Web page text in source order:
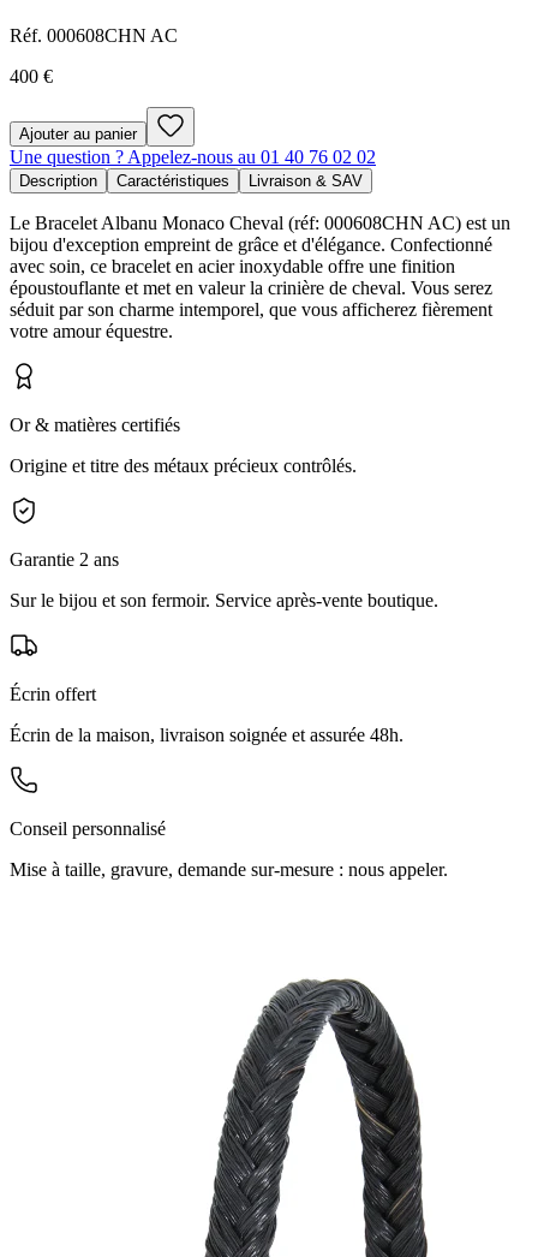
Réf. 000608CHN AC
400 €
Ajouter au panier
Une question ? Appelez-nous au 01 40 76 02 02
Description Caractéristiques Livraison & SAV
Le Bracelet Albanu Monaco Cheval (réf: 000608CHN AC) est un
bijou d'exception empreint de grâce et d'élégance. Confectionné
avec soin, ce bracelet en acier inoxydable offre une finition
époustouflante et met en valeur la crinière de cheval. Vous serez
séduit par son charme intemporel, que vous afficherez fièrement
votre amour équestre.
Or & matières certifiés
Origine et titre des métaux précieux contrôlés.
Garantie 2 ans
Sur le bijou et son fermoir. Service après-vente boutique.
Écrin offert
Écrin de la maison, livraison soignée et assurée 48h.
Conseil personnalisé
Mise à taille, gravure, demande sur-mesure : nous appeler.